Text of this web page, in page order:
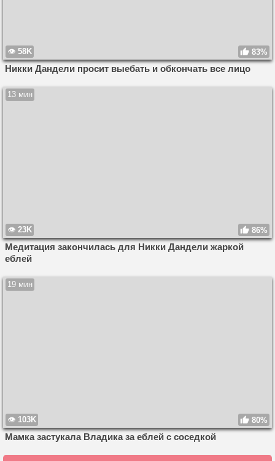
58K 83%
Никки Дандели просит выебать и обкончать все лицо
13 мин
23K 86%
Медитация закончилась для Никки Дандели жаркой
еблей
19 мин
103K 80%
Мамка застукала Владика за еблей с соседкой